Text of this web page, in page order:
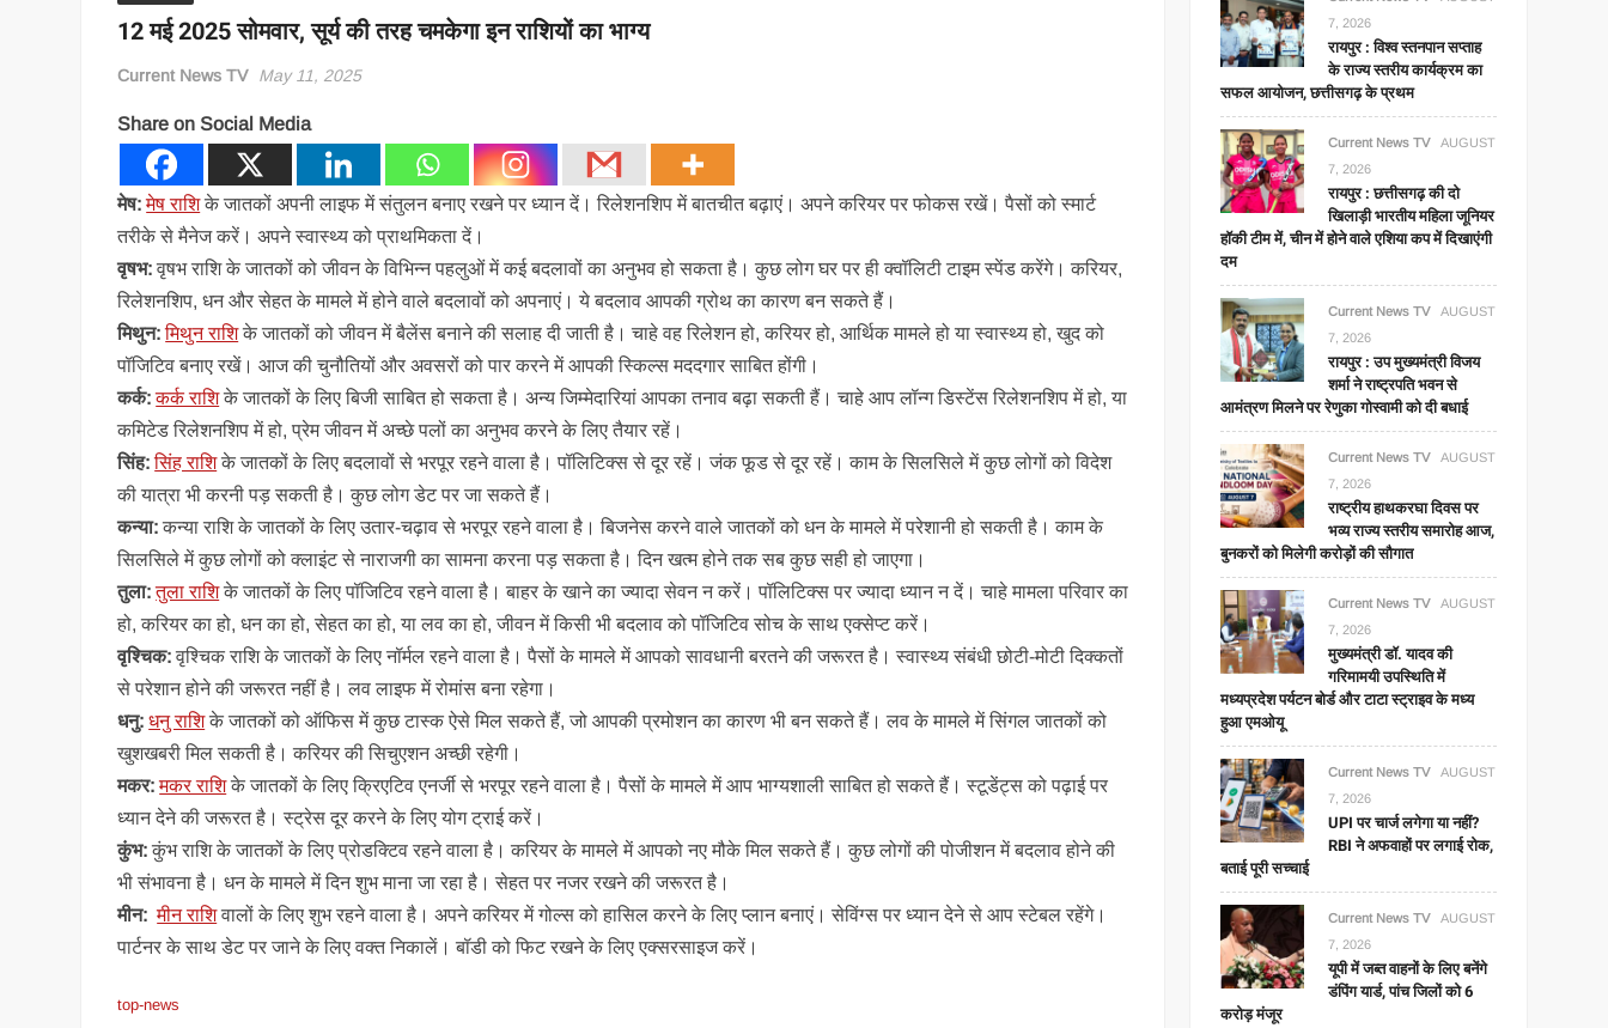
12 मई 2025 सोमवार, सूर्य की तरह चमकेगा इन राशियों का भाग्य
Current News TV May 11, 2025
Share on Social Media
मेष:मेष राशिके जातकों अपनी लाइफ में संतुलन बनाए रखने पर ध्यान दें। रिलेशनशिप में बातचीत बढ़ाएं। अपने करियर पर फोकस रखें। पैसों को स्मार्ट
तरीके से मैनेज करें। अपने स्वास्थ्य को प्राथमिकता दें।
वृषभ:वृषभ राशि के जातकों को जीवन के विभिन्न पहलुओं में कई बदलावों का अनुभव हो सकता है। कुछ लोग घर पर ही क्वॉलिटी टाइम स्पेंड करेंगे। करियर,
रिलेशनशिप, धन और सेहत के मामले में होने वाले बदलावों को अपनाएं। ये बदलाव आपकी ग्रोथ का कारण बन सकते हैं।
मिथुन:मिथुन राशिके जातकों को जीवन में बैलेंस बनाने की सलाह दी जाती है। चाहे वह रिलेशन हो, करियर हो, आर्थिक मामले हो या स्वास्थ्य हो, खुद को
पॉजिटिव बनाए रखें। आज की चुनौतियों और अवसरों को पार करने में आपकी स्किल्स मददगार साबित होंगी।
कर्क:कर्क राशिके जातकों के लिए बिजी साबित हो सकता है। अन्य जिम्मेदारियां आपका तनाव बढ़ा सकती हैं। चाहे आप लॉन्ग डिस्टेंस रिलेशनशिप में हो, या
कमिटेड रिलेशनशिप में हो, प्रेम जीवन में अच्छे पलों का अनुभव करने के लिए तैयार रहें।
सिंह:सिंह राशिके जातकों के लिए बदलावों से भरपूर रहने वाला है। पॉलिटिक्स से दूर रहें। जंक फूड से दूर रहें। काम के सिलसिले में कुछ लोगों को विदेश
की यात्रा भी करनी पड़ सकती है। कुछ लोग डेट पर जा सकते हैं।
कन्या:कन्या राशि के जातकों के लिए उतार-चढ़ाव से भरपूर रहने वाला है। बिजनेस करने वाले जातकों को धन के मामले में परेशानी हो सकती है। काम के
सिलसिले में कुछ लोगों को क्लाइंट से नाराजगी का सामना करना पड़ सकता है। दिन खत्म होने तक सब कुछ सही हो जाएगा।
तुला: तुला राशिके जातकों के लिए पॉजिटिव रहने वाला है। बाहर के खाने का ज्यादा सेवन न करें। पॉलिटिक्स पर ज्यादा ध्यान न दें। चाहे मामला परिवार का
हो, करियर का हो, धन का हो, सेहत का हो, या लव का हो, जीवन में किसी भी बदलाव को पॉजिटिव सोच के साथ एक्सेप्ट करें।
वृश्चिक:वृश्चिक राशि के जातकों के लिए नॉर्मल रहने वाला है। पैसों के मामले में आपको सावधानी बरतने की जरूरत है। स्वास्थ्य संबंधी छोटी-मोटी दिक्कतों
से परेशान होने की जरूरत नहीं है। लव लाइफ में रोमांस बना रहेगा।
धनु:धनु राशिके जातकों को ऑफिस में कुछ टास्क ऐसे मिल सकते हैं, जो आपकी प्रमोशन का कारण भी बन सकते हैं। लव के मामले में सिंगल जातकों को
खुशखबरी मिल सकती है। करियर की सिचुएशन अच्छी रहेगी।
मकर:मकर राशिके जातकों के लिए क्रिएटिव एनर्जी से भरपूर रहने वाला है। पैसों के मामले में आप भाग्यशाली साबित हो सकते हैं। स्टूडेंट्स को पढ़ाई पर
ध्यान देने की जरूरत है। स्ट्रेस दूर करने के लिए योग ट्राई करें।
कुंभ:कुंभ राशि के जातकों के लिए प्रोडक्टिव रहने वाला है। करियर के मामले में आपको नए मौके मिल सकते हैं। कुछ लोगों की पोजीशन में बदलाव होने की
भी संभावना है। धन के मामले में दिन शुभ माना जा रहा है। सेहत पर नजर रखने की जरूरत है।
मीन: मीन राशिवालों के लिए शुभ रहने वाला है। अपने करियर में गोल्स को हासिल करने के लिए प्लान बनाएं। सेविंग्स पर ध्यान देने से आप स्टेबल रहेंगे।
पार्टनर के साथ डेट पर जाने के लिए वक्त निकालें। बॉडी को फिट रखने के लिए एक्सरसाइज करें।
top-news
7, 2026
रायपुर : विश्व स्तनपान सप्ताह
के राज्य स्तरीय कार्यक्रम का
सफल आयोजन, छत्तीसगढ़ के प्रथम
Current News TV
AUGUST
7, 2026
रायपुर : छत्तीसगढ़ की दो
खिलाड़ी भारतीय महिला जूनियर
हॉकी टीम में, चीन में होने वाले एशिया कप में दिखाएंगी
दम
Current News TV
AUGUST
7, 2026
रायपुर : उप मुख्यमंत्री विजय
शर्मा ने राष्ट्रपति भवन से
आमंत्रण मिलने पर रेणुका गोस्वामी को दी बधाई
Current News TV
AUGUST
7, 2026
राष्ट्रीय हाथकरघा दिवस पर
भव्य राज्य स्तरीय समारोह आज,
बुनकरों को मिलेगी करोड़ों की सौगात
Current News TV
AUGUST
7, 2026
मुख्यमंत्री डॉ. यादव की
गरिमामयी उपस्थिति में
मध्यप्रदेश पर्यटन बोर्ड और टाटा स्ट्राइव के मध्य
हुआ एमओयू
Current News TV
AUGUST
7, 2026
UPI पर चार्ज लगेगा या नहीं?
RBI ने अफवाहों पर लगाई रोक,
बताई पूरी सच्चाई
Current News TV
AUGUST
7, 2026
यूपी में जब्त वाहनों के लिए बनेंगे
डंपिंग यार्ड, पांच जिलों को 6
करोड़ मंजूर